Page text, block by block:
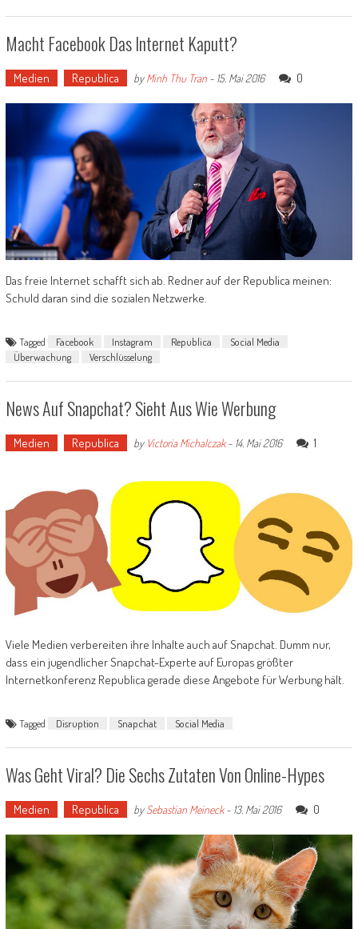
Macht Facebook Das Internet Kaputt?
Medien Republica byMinh Thu Tran- 15. Mai 2016 0
Das freie Internet schafft sich ab. Redner auf der Republica meinen:
Schuld daran sind die sozialen Netzwerke.
Tagged Facebook Instagram Republica
Social Media
Überwachung
Verschlüsselung
News Auf Snapchat? Sieht Aus Wie Werbung
Medien Republica by Victoria Michalczak- 14. Mai 2016 1
Viele Medien verbereiten ihre Inhalte auch auf Snapchat. Dumm nur,
dass ein jugendlicher Snapchat-Experte auf Europas größter
Internetkonferenz Republica gerade diese Angebote für Werbung hält.
Tagged Disruption Snapchat Social Media
Was Geht Viral? Die Sechs Zutaten Von Online-Hypes
Medien Republica bySebastian Meineck- 13. Mai 2016 0